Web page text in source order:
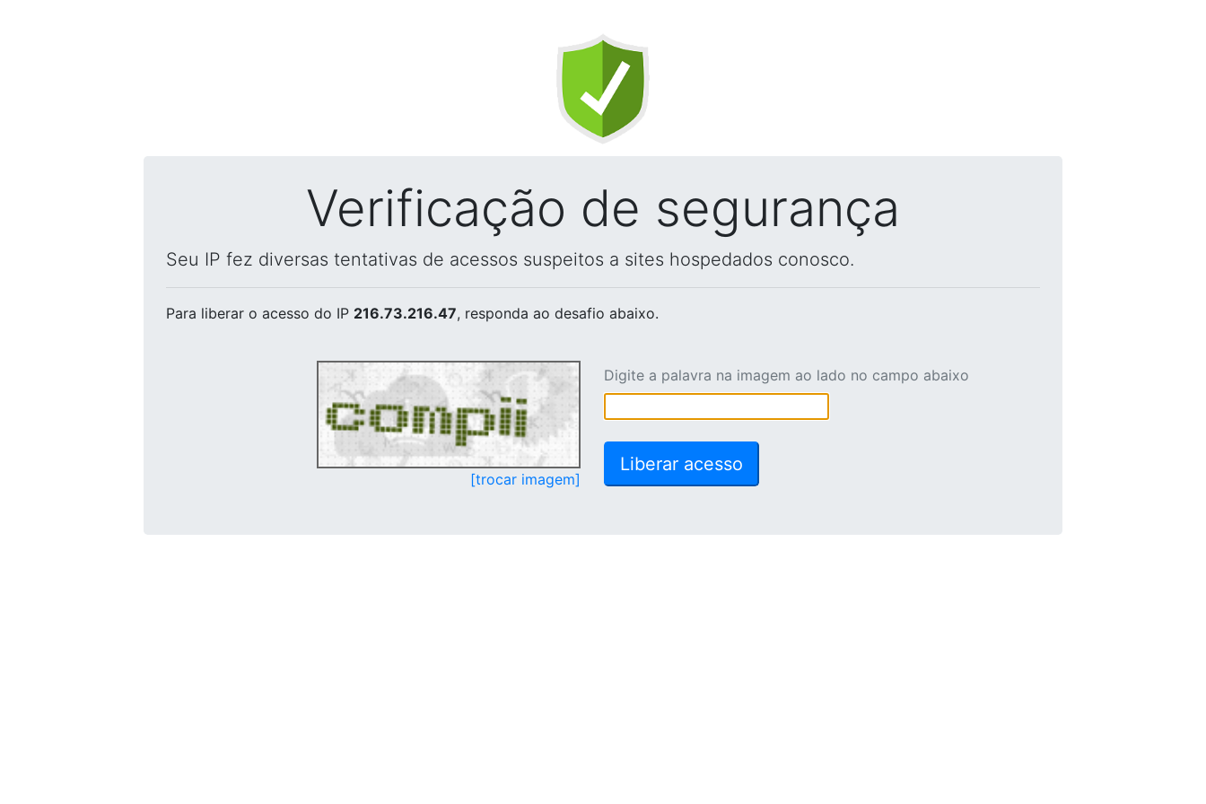
Verificação de segurança
Seu IP fez diversas tentativas de acessos suspeitos a sites hospedados conosco.
Para liberar o acesso do IP 216.73.216.47, responda ao desafio abaixo.
[trocar imagem]
Digite a palavra na imagem ao lado no campo abaixo